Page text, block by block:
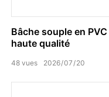
Bâche souple en
haute qualité
2026 07 20
48 vues